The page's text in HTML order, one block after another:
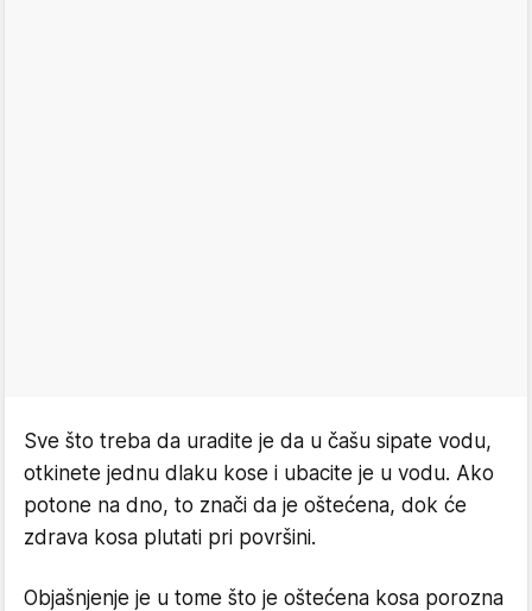
Sve što treba da uradite je da u čašu sipate vodu,
otkinete jednu dlaku kose i ubacite je u vodu. Ako
potone na dno, to znači da je oštećena, dok će
zdrava kosa plutati pri površini.
Objašnjenje je u tome što je oštećena kosa porozna